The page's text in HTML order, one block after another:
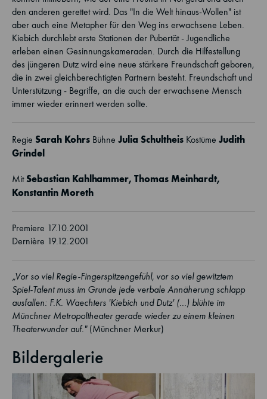
den anderen gerettet wird. Das "In die Welt hinaus-Wollen" ist
aber auch eine Metapher für den Weg ins erwachsene Leben.
Kiebich durchlebt erste Stationen der Pubertät - Jugendliche
erleben einen Gesinnungskameraden. Durch die Hilfestellung
des jüngeren Dutz wird eine neue stärkere Freundschaft geboren,
die in zwei gleichberechtigten Partnern besteht. Freundschaft und
Unterstützung - Begriffe, an die auch der erwachsene Mensch
immer wieder erinnert werden sollte.
Regie Sarah Kohrs Bühne Julia Schultheis Kostüme Judith
Grindel
MitSebastian Kahlhammer, Thomas Meinhardt,
Konstantin Moreth
Premiere 17.10.2001
Dernière 19.12.2001
„Vor so viel Regie-Fingerspitzengefühl, vor so viel gewitztem
Spiel-Talent muss im Grunde jede verbale Annäherung schlapp
ausfallen: F.K. Waechters 'Kiebich und Dutz' (...) blühte im
Münchner Metropoltheater gerade wieder zu einem kleinen
Theaterwunder auf."(Münchner Merkur)
Bildergalerie